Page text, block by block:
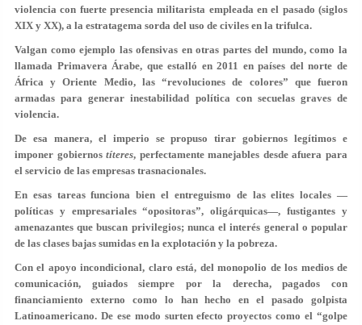
violencia con fuerte presencia militarista empleada en el pasado (siglos
XIX y XX), a la estratagema sorda del uso de civiles en la trifulca.
Valgan como ejemplo las ofensivas en otras partes del mundo, como la
llamada Primavera Árabe, que estalló en 2011 en países del norte de
África y Oriente Medio, las “revoluciones de colores” que fueron
armadas para generar inestabilidad política con secuelas graves de
violencia.
De esa manera, el imperio se propuso tirar gobiernos legítimos e
imponer gobiernostíteres, perfectamente manejables desde afuera para
el servicio de las empresas trasnacionales.
En esas tareas funciona bien el entreguismo de las elites locales —
políticas y empresariales “opositoras”, oligárquicas—, fustigantes y
amenazantes que buscan privilegios; nunca el interés general o popular
de las clases bajas sumidas en la explotación y la pobreza.
Con el apoyo incondicional, claro está, del monopolio de los medios de
comunicación, guiados siempre por la derecha, pagados con
financiamiento externo como lo han hecho en el pasado golpista
Latinoamericano. De ese modo surten efecto proyectos como el “golpe